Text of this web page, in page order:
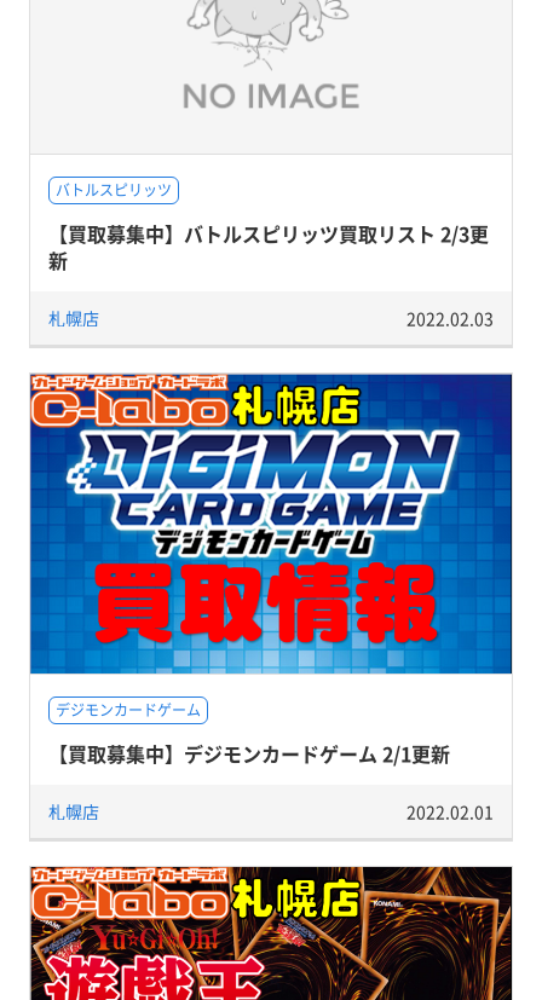
バトルスピリッツ
【買取募集中】バトルスピリッツ買取リスト 2/3更
新
札幌店 2022.02.03
デジモンカードゲーム
【買取募集中】デジモンカードゲーム 2/1更新
札幌店 2022.02.01